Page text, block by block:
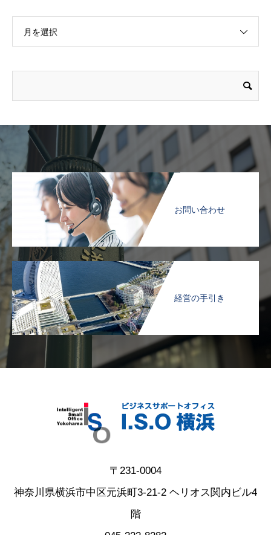
月を選択
お問い合わせ
経営の手引き
〒231-0004
神奈川県横浜市中区元浜町3-21-2 ヘリオス関内ビル4
階